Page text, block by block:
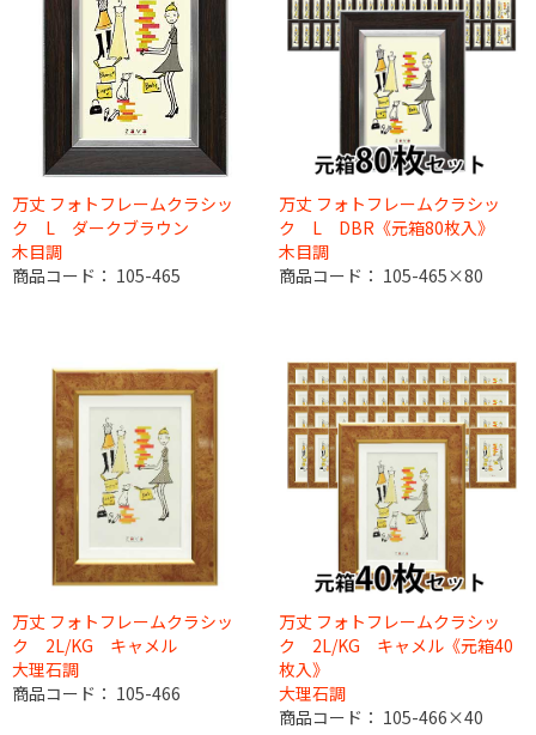
万丈 フォトフレームクラシッ
ク L ダークブラウン
木目調
商品コード： 105-465
万丈 フォトフレームクラシッ
ク L DBR《元箱80枚入》
木目調
商品コード： 105-465×80
万丈 フォトフレームクラシッ
ク 2L/KG キャメル
大理石調
商品コード： 105-466
万丈 フォトフレームクラシッ
ク 2L/KG キャメル《元箱40
枚入》
大理石調
商品コード： 105-466×40